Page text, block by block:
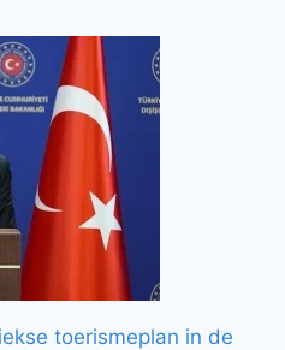
toerismeplan in de